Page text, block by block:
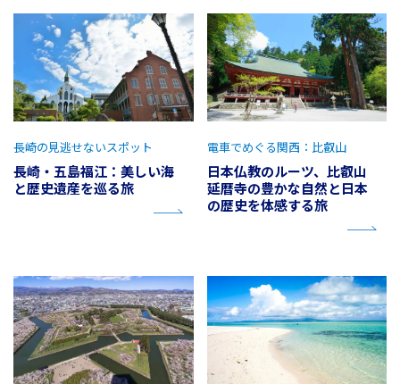
長崎・五島福江：美しい海
と歴史遺産を巡る旅
長崎の見逃せないスポット
日本仏教のルーツ、比叡山
延暦寺の豊かな自然と日本
の歴史を体感する旅
電車でめぐる関西：比叡山